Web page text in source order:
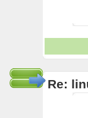
Re: